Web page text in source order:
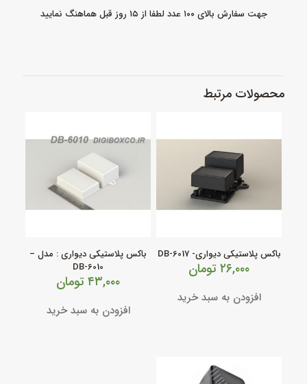
جهت سفارش بالای ۱۰۰ عدد لطفا از ۱۵ روز قبل هماهنگ نمایید
محصولات مرتبط
باکس پلاستیکی دیواری- DB-6017
۲۶,۰۰۰ تومان
افزودن به سبد خرید
باکس پلاستیکی دیواری : مدل –
DB-6010
۴۳,۰۰۰ تومان
افزودن به سبد خرید